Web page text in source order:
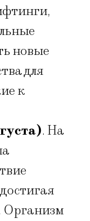
новые
для
к
. На
Организм